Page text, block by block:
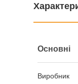
Основні
Виробник